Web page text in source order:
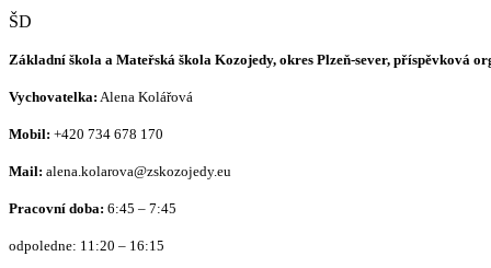
ŠD
Základní škola a Mateřská škola Kozojedy, okres Plzeň-sever, příspěvková
Vychovatelka: Alena Kolářová
Mobil: +420 734 678 170
Mail: alena.kolarova@zskozojedy.eu
Pracovní doba: 6:45 – 7:45
odpoledne: 11:20 – 16:15